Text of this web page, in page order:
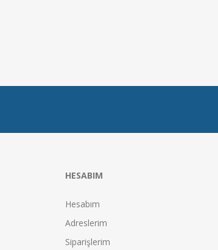
HESABIM
Hesabım
Adreslerim
Siparişlerim